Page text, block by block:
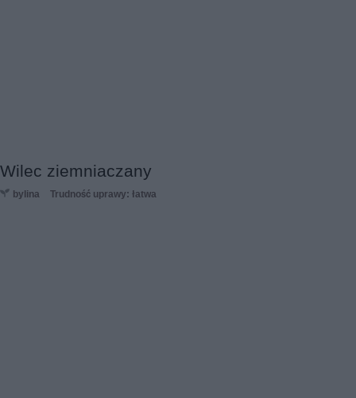
Wilec ziemniaczany
bylina Trudność uprawy: łatwa